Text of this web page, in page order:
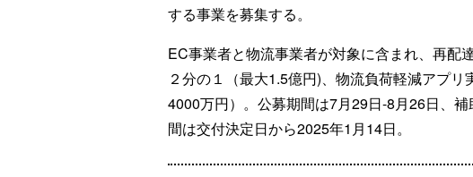
する事業を募集する。
EC事業者と物流事業者が対象に含まれ、再配
２分の１（最大1.5億円)、物流負荷軽減アプ
4000万円）。公募期間は7月29日-8月26日、
間は交付決定日から2025年1月14日。